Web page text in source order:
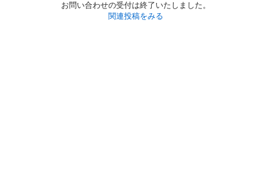
お問い合わせの受付は終了いたしました。
関連投稿をみる